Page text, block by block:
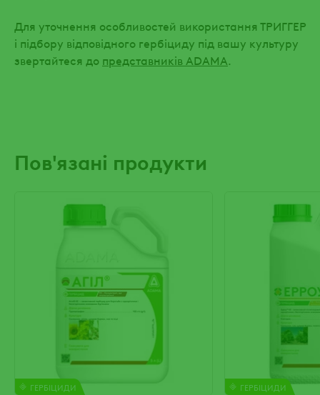
Для уточнення особливостей використання ТРИГГЕР
і підбору відповідного гербіциду під вашу культуру
звертайтеся до представників ADAMA.
Пов'язані продукти
ГЕРБІЦИДИ ГЕРБІЦИДИ